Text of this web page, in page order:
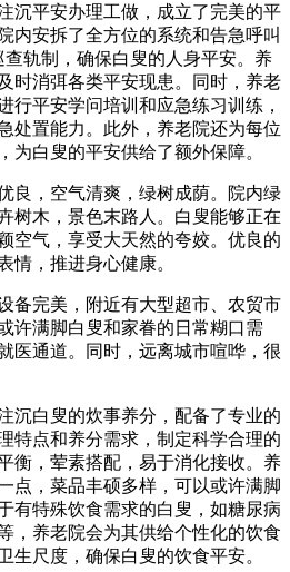
平安办理工做，成立了完美的平
内安拆了全方位的系统和告急呼叫
查轨制，确保白叟的人身平安。养
时消弭各类平安现患。同时，养老
行平安学问培训和应急练习训练，
处置能力。此外，养老院还为每位
为白叟的平安供给了额外保障。
，空气清爽，绿树成荫。院内绿
树木，景色末路人。白叟能够正在
空气，享受大天然的夸姣。优良的
情，推进身心健康。
完美，附近有大型超市、农贸市
许满脚白叟和家眷的日常糊口需
医通道。同时，远离城市喧哗，很
白叟的炊事养分，配备了专业的
特点和养分需求，制定科学合理的
衡，荤素搭配，易于消化接收。养
点，菜品丰硕多样，可以或许满脚
有特殊饮食需求的白叟，如糖尿病
，养老院会为其供给个性化的饮食
生尺度，确保白叟的饮食平安。